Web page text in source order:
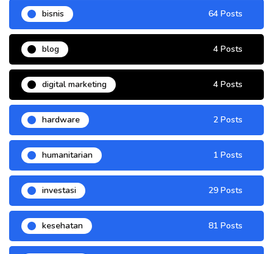
bisnis 64 Posts
blog 4 Posts
digital marketing 4 Posts
hardware 2 Posts
humanitarian 1 Posts
investasi 29 Posts
kesehatan 81 Posts